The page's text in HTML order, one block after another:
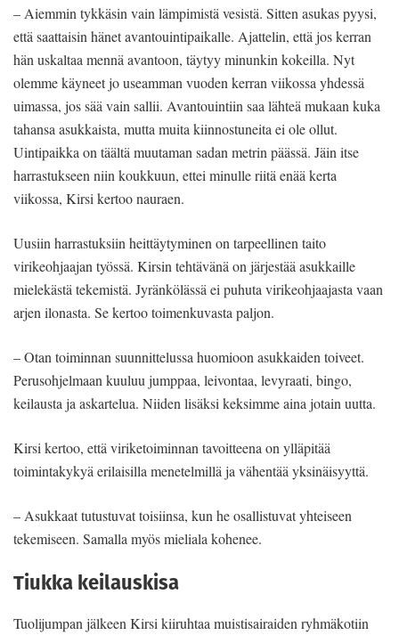
– Aiemmin tykkäsin vain lämpimistä vesistä. Sitten asukas pyysi,
että saattaisin hänet avantouintipaikalle. Ajattelin, että jos kerran
hän uskaltaa mennä avantoon, täytyy minunkin kokeilla. Nyt
olemme käyneet jo useamman vuoden kerran viikossa yhdessä
uimassa, jos sää vain sallii. Avantouintiin saa lähteä mukaan kuka
tahansa asukkaista, mutta muita kiinnostuneita ei ole ollut.
Uintipaikka on täältä muutaman sadan metrin päässä. Jäin itse
harrastukseen niin koukkuun, ettei minulle riitä enää kerta
viikossa, Kirsi kertoo nauraen.
Uusiin harrastuksiin heittäytyminen on tarpeellinen taito
virikeohjaajan työssä. Kirsin tehtävänä on järjestää asukkaille
mielekästä tekemistä. Jyränkölässä ei puhuta virikeohjaajasta vaan
arjen ilonasta. Se kertoo toimenkuvasta paljon.
– Otan toiminnan suunnittelussa huomioon asukkaiden toiveet.
Perusohjelmaan kuuluu jumppaa, leivontaa, levyraati, bingo,
keilausta ja askartelua. Niiden lisäksi keksimme aina jotain uutta.
Kirsi kertoo, että viriketoiminnan tavoitteena on ylläpitää
toimintakykyä erilaisilla menetelmillä ja vähentää yksinäisyyttä.
– Asukkaat tutustuvat toisiinsa, kun he osallistuvat yhteiseen
tekemiseen. Samalla myös mieliala kohenee.
Tiukka keilauskisa
Tuolijumpan jälkeen Kirsi kiiruhtaa muistisairaiden ryhmäkotiin